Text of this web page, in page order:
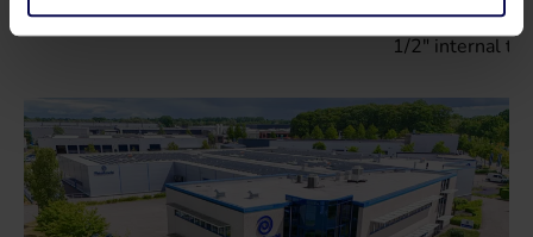
Lose Stift von Naan Garten
1/2" internal